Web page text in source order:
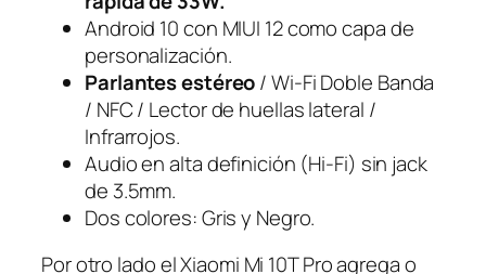
Android 10 con MIUI 12 como capa de
personalización.
Parlantes estéreo/ Wi-Fi Doble Banda
/ NFC / Lector de huellas lateral /
Infrarrojos.
Audio en alta definición (Hi-Fi) sin jack
de 3.5mm.
Dos colores: Gris y Negro.
Por otro lado el Xiaomi Mi 10T Pro agrega o